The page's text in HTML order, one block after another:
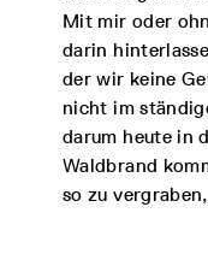
Mit mir oder
darin
der wir keine
nicht im
darum heute in
Waldbrand
so zu